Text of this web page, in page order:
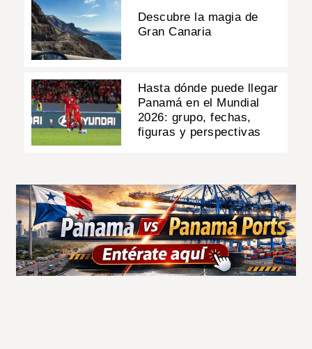
Descubre la magia de
Gran Canaria
Hasta dónde puede llegar
Panamá en el Mundial
2026: grupo, fechas,
figuras y perspectivas